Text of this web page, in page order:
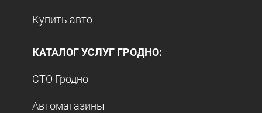
Купить авто
КАТАЛОГ УСЛУГ ГРОДНО:
СТО Гродно
Автомагазины